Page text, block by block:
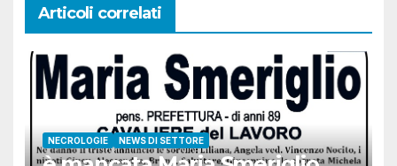
Articoli correlati
NECROLOGIE NEWS DI SETTORE